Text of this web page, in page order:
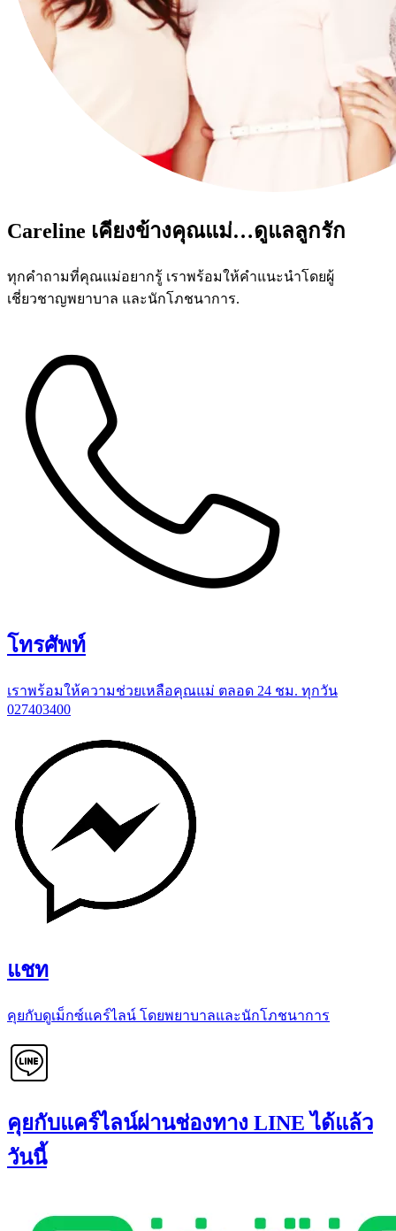
Careline เคียงข้างคุณแม่…ดูแลลูกรัก
ทุกคำถามที่คุณแม่อยากรู้ เราพร้อมให้คำแนะนำโดยผู้
เชี่ยวชาญพยาบาล และนักโภชนาการ.
โทรศัพท์
เราพร้อมให้ความช่วยเหลือคุณแม่ ตลอด 24 ชม. ทุกวัน
027403400
แชท
คุยกับดูเม็กซ์แคร์ไลน์ โดยพยาบาลและนักโภชนาการ
คุยกับแคร์ไลน์ผ่านช่องทาง LINE ได้แล้ว
วันนี้